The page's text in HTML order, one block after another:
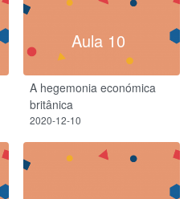
Aula 10
A hegemonia económica
britânica
2020-12-10